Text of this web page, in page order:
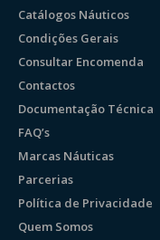
Catálogos Náuticos
Condições Gerais
Consultar Encomenda
Contactos
Documentação Técnica
FAQ’s
Marcas Náuticas
Parcerias
Política de Privacidade
Quem Somos